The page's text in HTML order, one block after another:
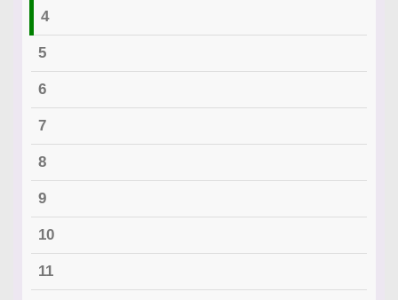
4
5
6
7
8
9
10
11